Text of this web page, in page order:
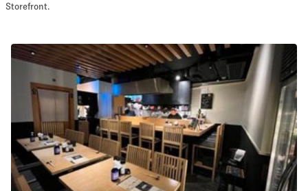
artistico
Servizio
fotografico
Conferenza Meeting Ufficio
Acquista
Condividi
Tipo di spazio
Storefront.